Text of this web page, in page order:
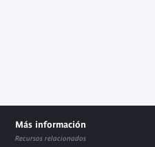
Más información
Recursos relacionados